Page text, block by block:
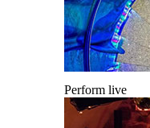
Perform live